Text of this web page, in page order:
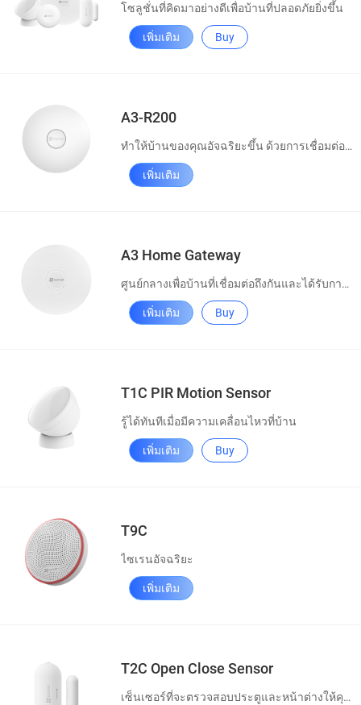
โซลูชั่นที่คิดมาอย่างดีเพื่อบ้านที่ปลอดภัยยิ่งขึ้น
เพิ่มเติม Buy
A3-R200
ทำให้บ้านของคุณอัจฉริยะขึ้น ด้วยการเชื่อมต่อที่ยกระดับไปอีกขั้น
เพิ่มเติม
A3 Home Gateway
ศูนย์กลางเพื่อบ้านที่เชื่อมต่อถึงกันและได้รับการปกป้อง
เพิ่มเติม Buy
T1C PIR Motion Sensor
รู้ได้ทันทีเมื่อมีความเคลื่อนไหวที่บ้าน
เพิ่มเติม Buy
T9C
ไซเรนอัจฉริยะ
เพิ่มเติม
T2C Open Close Sensor
เซ็นเซอร์ที่จะตรวจสอบประตูและหน้าต่างให้คุณ